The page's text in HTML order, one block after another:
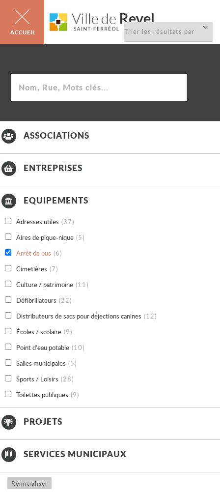
la
liste
ASSOCIATIONS
ENTREPRISES
EQUIPEMENTS
Adresses utiles (37)
Aires de pique-nique (5)
Arrêt de bus (6)
Cimetières (7)
Culture / patrimoine (11)
Défibrillateurs (22)
Distributeurs de sacs pour déjections canines (12)
Écoles / scolaire (9)
Point d’eau potable (10)
Salles municipales (5)
Sports / Loisirs (28)
Toilettes publiques (9)
PROJETS
SERVICES MUNICIPAUX